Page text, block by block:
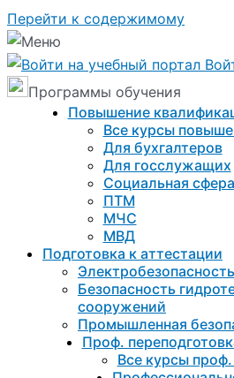
Перейти к содержимому
Программы обучения
Повышение
Все курсы
Для бухгалтеров
Для госслужащих
Социальная сфера
ПТМ
МЧС
МВД
Подготовка к aттестации
Электробезопасность
Безопасность
сооружений
Промышленная
Проф.
Все курсы